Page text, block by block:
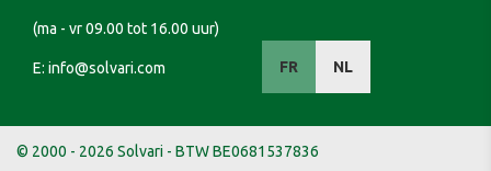
(ma - vr 09.00 tot 16.00 uur)
E: info@solvari.com FR NL
© 2000 - 2026 Solvari - BTW BE0681537836